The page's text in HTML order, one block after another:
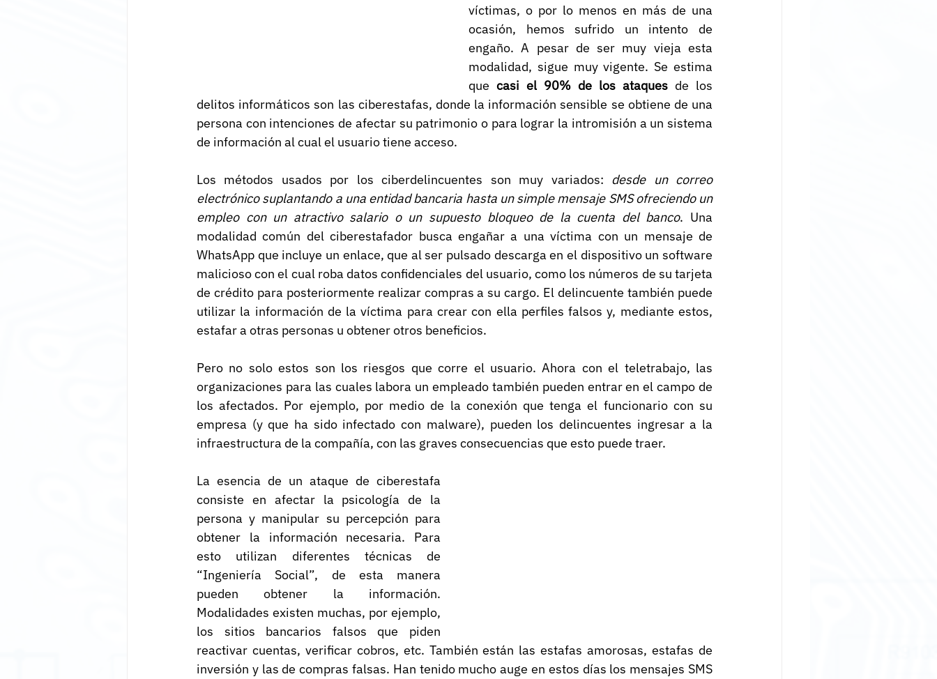
víctimas, o por lo menos en más de una
ocasión, hemos sufrido un intento de
engaño. A pesar de ser muy vieja esta
modalidad, sigue muy vigente. Se estima
que casi el 90% de los ataques de los
delitos informáticos son las ciberestafas, donde la información sensible se obtiene de una
persona con intenciones de afectar su patrimonio o para lograr la intromisión a un sistema
de información al cual el usuario tiene acceso.
Los métodos usados por los ciberdelincuentes son muy variados: desde un correo
electrónico suplantando a una entidad bancaria hasta un simple mensaje SMS ofreciendo un
empleo con un atractivo salario o un supuesto bloqueo de la cuenta del banco. Una
modalidad común del ciberestafador busca engañar a una víctima con un mensaje de
WhatsApp que incluye un enlace, que al ser pulsado descarga en el dispositivo un software
malicioso con el cual roba datos confidenciales del usuario, como los números de su tarjeta
de crédito para posteriormente realizar compras a su cargo. El delincuente también puede
utilizar la información de la víctima para crear con ella perfiles falsos y, mediante estos,
estafar a otras personas u obtener otros beneficios.
Pero no solo estos son los riesgos que corre el usuario. Ahora con el teletrabajo, las
organizaciones para las cuales labora un empleado también pueden entrar en el campo de
los afectados. Por ejemplo, por medio de la conexión que tenga el funcionario con su
empresa (y que ha sido infectado con malware), pueden los delincuentes ingresar a la
infraestructura de la compañía, con las graves consecuencias que esto puede traer.
La esencia de un ataque de ciberestafa
consiste en afectar la psicología de la
persona y manipular su percepción para
obtener la información necesaria. Para
esto utilizan diferentes técnicas de
“Ingeniería Social”, de esta manera
pueden obtener la información.
Modalidades existen muchas, por ejemplo,
los sitios bancarios falsos que piden
reactivar cuentas, verificar cobros, etc. También están las estafas amorosas, estafas de
inversión y las de compras falsas. Han tenido mucho auge en estos días los mensajes SMS